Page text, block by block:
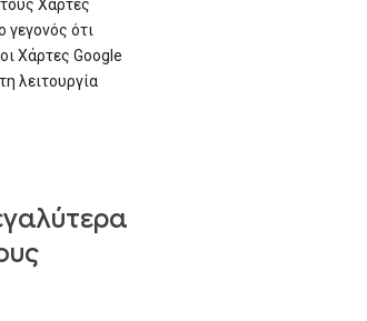
Χάρτες
γεγονός ότι
Χάρτες Google
λειτουργία